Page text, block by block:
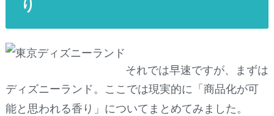
り
それでは早速ですが、まずは
ディズニーランド。ここでは現実的に「商品化が可
能と思われる香り」についてまとめてみました。